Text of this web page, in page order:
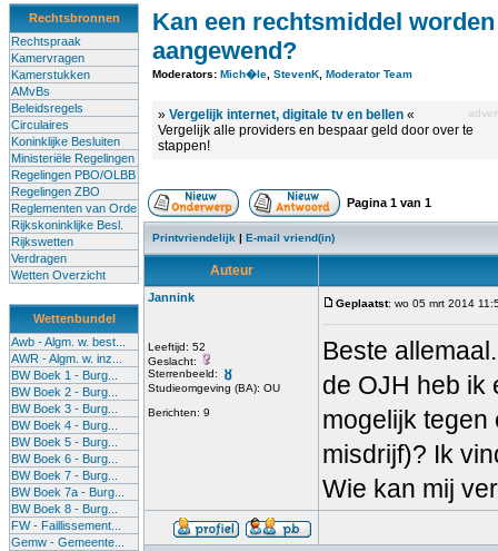
Rechtsbronnen
Rechtspraak
Kamervragen
Kamerstukken
AMvBs
Beleidsregels
Circulaires
Koninklijke Besluiten
Ministeriële Regelingen
Regelingen PBO/OLBB
Regelingen ZBO
Reglementen van Orde
Rijkskoninklijke Besl.
Rijkswetten
Verdragen
Wetten Overzicht
Wettenbundel
Awb - Algm. w. best...
AWR - Algm. w. inz...
BW Boek 1 - Burg...
BW Boek 2 - Burg...
BW Boek 3 - Burg...
BW Boek 4 - Burg...
BW Boek 5 - Burg...
BW Boek 6 - Burg...
BW Boek 7 - Burg...
BW Boek 7a - Burg...
BW Boek 8 - Burg...
FW - Faillissement...
Gemw - Gemeente...
Kan een rechtsmiddel worden
aangewend?
Moderators: Mich�le StevenK Moderator Team
» Vergelijk internet, digitale tv en bellen «
Vergelijk alle providers en bespaar geld door over te
stappen!
Pagina 1 van 1
Printvriendelijk | E-mail vriend(in)
Auteur
Jannink
Leeftijd: 52
Geslacht:
Sterrenbeeld:
Studieomgeving (BA): OU
Berichten: 9
Geplaatst: wo 05 mrt 2014
Beste
de OJH heb ik
mogelijk
misdrijf)? Ik
Wie kan mij